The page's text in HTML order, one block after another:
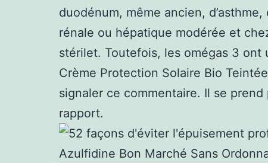
duodénum, même ancien,
rénale ou hépatique modérée et
stérilet. Toutefois, les omégas 3
Crème Protection Solaire Bio
signaler ce commentaire. Il se
rapport.